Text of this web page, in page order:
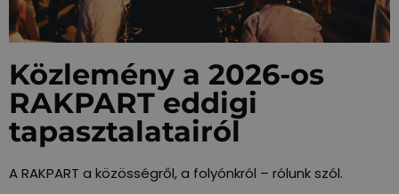
Közlemény a 2026-os
RAKPART eddigi
tapasztalatairól
A RAKPART a közösségről, a folyónkról – rólunk szól.